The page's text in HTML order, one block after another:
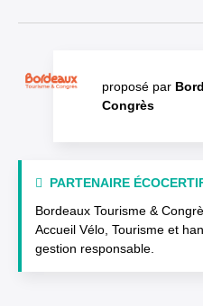
proposé par
Congrès
PARTENAIRE
Bordeaux Tourisme &
Accueil Vélo, Tourisme et
gestion responsable.